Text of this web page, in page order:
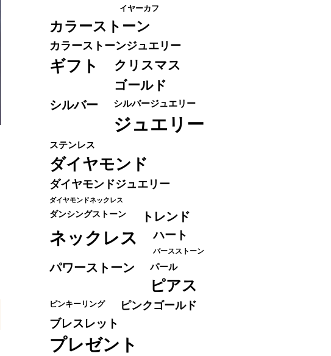
イヤーカフ
カラーストーン
カラーストーンジュエリー
ギフト
クリスマス
ゴールド
シルバー シルバージュエリー
ジュエリー
ステンレス
ダイヤモンド
ダイヤモンドジュエリー
ダイヤモンドネックレス
ダンシングストーン トレンド
ネックレス ハート
バースストーン
パワーストーン パール
ピアス
ピンキーリング ピンクゴールド
ブレスレット
プレゼント